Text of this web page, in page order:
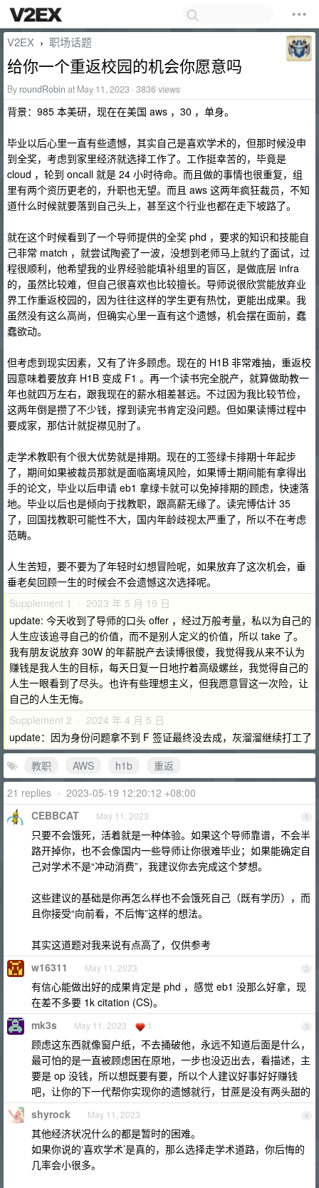
V2EX › 职场话题
给你一个重返校园的机会你愿意吗
By roundRobin at May 11, 2023 · 3836 views
背景：985 本美研，现在在美国 aws ，30 ，单身。
毕业以后心里一直有些遗憾，其实自己是喜欢学术的，但那时候没申
到全奖，考虑到家里经济就选择工作了。工作挺幸苦的，毕竟是
cloud ，轮到 oncall 就是 24 小时待命。而且做的事情也很重复，组
里有两个资历更老的，升职也无望。而且 aws 这两年疯狂裁员，不知
道什么时候就要落到自己头上，甚至这个行业也都在走下坡路了。
就在这个时候看到了一个导师提供的全奖 phd ，要求的知识和技能自
己非常 match ，就尝试陶瓷了一波，没想到老师马上就约了面试，过
程很顺利，他希望我的业界经验能填补组里的盲区，是做底层 infra
的，虽然比较难，但自己很喜欢也比较擅长。导师说很欣赏能放弃业
界工作重返校园的，因为往往这样的学生更有热忱，更能出成果。我
虽然没有这么高尚，但确实心里一直有这个遗憾，机会摆在面前，蠢
蠢欲动。
但考虑到现实因素，又有了许多顾虑。现在的 H1B 非常难抽，重返校
园意味着要放弃 H1B 变成 F1 。再一个读书完全脱产，就算做助教一
年也就四万左右，跟我现在的薪水相差甚远。不过因为我比较节俭，
这两年倒是攒了不少钱，撑到读完书肯定没问题。但如果读博过程中
要成家，那估计就捉襟见肘了。
走学术教职有个很大优势就是排期。现在的工签绿卡排期十年起步
了，期间如果被裁员那就是面临离境风险，如果博士期间能有拿得出
手的论文，毕业以后申请 eb1 拿绿卡就可以免掉排期的顾虑，快速落
地。毕业以后也是倾向于找教职，跟高薪无缘了。读完博估计 35
了，回国找教职可能性不大，国内年龄歧视太严重了，所以不在考虑
范畴。
人生苦短，要不要为了年轻时幻想冒险呢，如果放弃了这次机会，垂
垂老矣回顾一生的时候会不会遗憾这次选择呢。
Supplement 1 · 2023 年 5 月 19 日
update: 今天收到了导师的口头 offer ，经过万般考量，私以为自己的
人生应该追寻自己的价值，而不是别人定义的价值，所以 take 了。
我有朋友说放弃 30W 的年薪脱产去读博很傻，我觉得我从来不认为
赚钱是我人生的目标，每天日复一日地拧着高级螺丝，我觉得自己的
人生一眼看到了尽头。也许有些理想主义，但我愿意冒这一次险，让
自己的人生无悔。
Supplement 2 · 2024 年 4 月 5 日
update：因为身份问题拿不到 F 签证最终没去成，灰溜溜继续打工了
教职
AWS h1b
重返
21 replies • 2023-05-19 12:20:12 +08:00
1
CEBBCAT May 11, 2023
只要不会饿死，活着就是一种体验。如果这个导师靠谱，不会半
路开掉你，也不会像国内一些导师让你很难毕业；如果能确定自
己对学术不是“冲动消费”，我建议你去完成这个梦想。
这些建议的基础是你再怎么样也不会饿死自己（既有学历），而
且你接受“向前看，不后悔”这样的想法。
其实这道题对我来说有点高了，仅供参考
2
w16311 May 11, 2023
有信心能做出好的成果肯定是 phd ，感觉 eb1 没那么好拿，现
在差不多要 1k citation (CS)。
3
mk3s May 11, 2023 1
顾虑这东西就像窗户纸，不去捅破他，永远不知道后面是什么，
最可怕的是一直被顾虑困在原地，一步也没迈出去，看描述，主
要是 op 没钱，所以想既要有要，所以个人建议好事好好赚钱
吧，让你的下一代帮你实现你的遗憾就行，甘蔗是没有两头甜的
4
shyrock May 11, 2023
其他经济状况什么的都是暂时的困难。
如果你说的‘喜欢学术’是真的，那么选择走学术道路，你后悔的
几率会小很多。